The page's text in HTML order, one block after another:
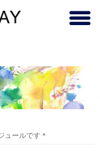
ュールです＊